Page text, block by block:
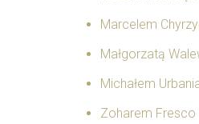
Marcelem
Małgorzatą
Michałem
Zoharem Fresco